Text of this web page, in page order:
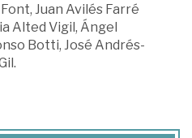
Juan Avilés Farré
Alted Vigil, Ángel
Botti, José Andrés-